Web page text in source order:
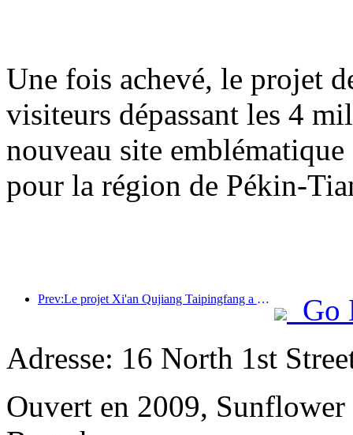
Une fois achevé, le projet
visiteurs dépassant les 4
nouveau site
pour la région de Pékin-
Prev:Le projet Xi'an Qujiang Taipingfang a officiellement débuté sa construction, avec une superficie totale de 137 000 mètres carrés.
Go
Adresse: 16 North 1st
Ouvert en 2009,